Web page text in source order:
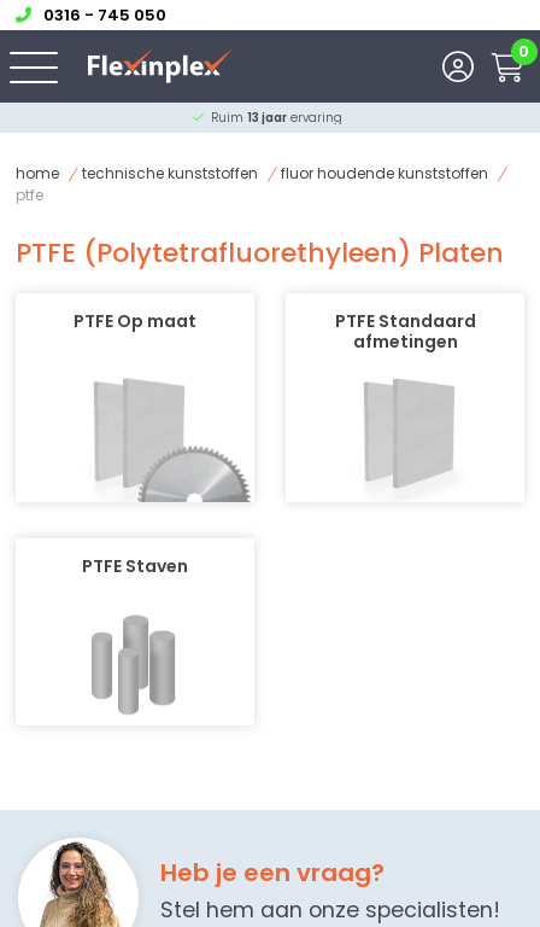
0316 - 745 050
0
Ruim 13 jaarervaring
home technische kunststoffen
fluor houdende kunststoffen
ptfe
PTFE (Polytetrafluorethyleen) Platen
PTFE Op maat
PTFE Standaard
afmetingen
PTFE Staven
Heb je een vraag?
Stel hem aan onze specialisten!